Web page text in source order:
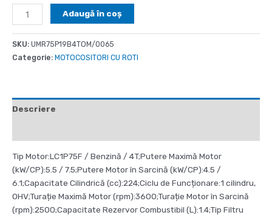
Cantitate
MOTOCOSITOARE
ROTATIVA
O'MAC
MR
Adaugă în coș
SKU: UMR75P19B4TOM/0065
Categorie: MOTOCOSITORI CU ROTI
Descriere
Tip Motor:LC1P75F / Benzină / 4T;Putere Maximă Motor
(kW/CP):5.5 / 7.5;Putere Motor în Sarcină (kW/CP):4.5 /
6.1;Capacitate Cilindrică (cc):224;Ciclu de Funcționare:1 cilindru,
OHV;Turație Maximă Motor (rpm):3600;Turație Motor în Sarcină
(rpm):2500;Capacitate Rezervor Combustibil (L):1.4;Tip Filtru